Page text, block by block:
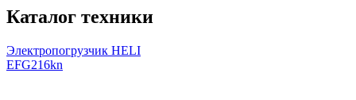
Каталог техники
Электропогрузчик HELI
EFG216kn